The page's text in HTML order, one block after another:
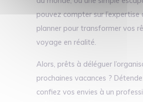
pouvez compter sur l’expertise
planner pour transformer vos
voyage en réalité.
Alors, prêts à déléguer
prochaines vacances ?
confiez vos envies à un